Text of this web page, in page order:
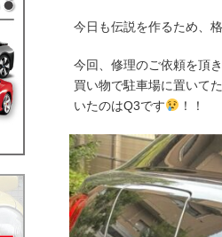
今日も伝説を作るため、
今回、修理のご依頼を頂
買い物で駐車場に置いて
いたのはQ3です
！！